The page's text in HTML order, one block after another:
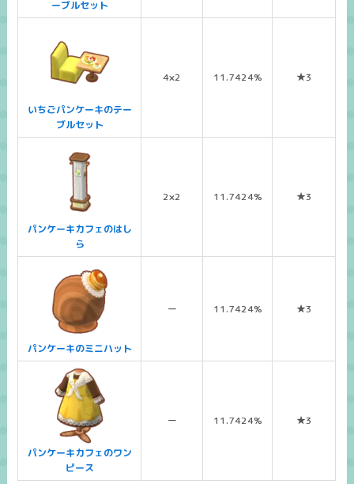
ーブルセット
いちごパンケーキのテー
ブルセット
4×2 11.7424% ★3
パンケーキカフェのはし
ら
2×2 11.7424% ★3
パンケーキのミニハット
ー 11.7424% ★3
パンケーキカフェのワン
ピース
ー 11.7424% ★3